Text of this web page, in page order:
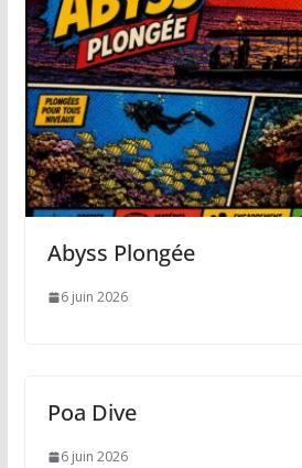
Abyss Plongée
6 juin 2026
Poa Dive
6 juin 2026